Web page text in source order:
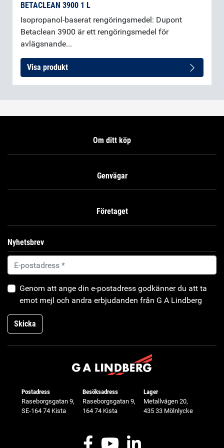
BETACLEAN 3900 1 L
Isopropanol-baserat rengöringsmedel: Dupont
Betaclean 3900 är ett rengöringsmedel för
avlägsnande...
Visa produkt
Om ditt köp
Genvägar
Företaget
Nyhetsbrev
Genom att ange din e-postadress godkänner du att ta
emot mejl och andra erbjudanden från G A Lindberg
Skicka
Postadress
Raseborgsgatan 9,
SE-164 74 Kista
Besöksadress
Raseborgsgatan 9,
164 74 Kista
Lager
Metallvägen 20,
435 33 Mölnlycke
FacebookYoutubeLinkedIn